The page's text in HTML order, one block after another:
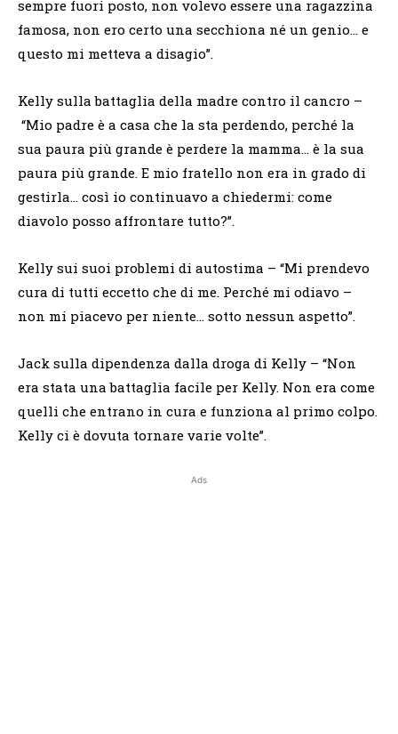
sempre fuori posto, non volevo essere una ragazzina
famosa, non ero certo una secchiona né un genio… e
questo mi metteva a disagio”.
Kelly sulla battaglia della madre contro il cancro –
“Mio padre è a casa che la sta perdendo, perché la
sua paura più grande è perdere la mamma… è la sua
paura più grande. E mio fratello non era in grado di
gestirla… così io continuavo a chiedermi: come
diavolo posso affrontare tutto?”.
Kelly sui suoi problemi di autostima – “Mi prendevo
cura di tutti eccetto che di me. Perché mi odiavo –
non mi piacevo per niente… sotto nessun aspetto”.
Jack sulla dipendenza dalla droga di Kelly – “Non
era stata una battaglia facile per Kelly. Non era come
quelli che entrano in cura e funziona al primo colpo.
Kelly ci è dovuta tornare varie volte”.
Ads